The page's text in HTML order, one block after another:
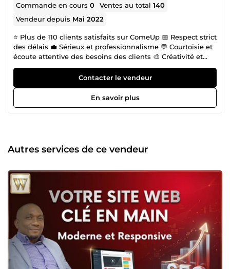
Commande en cours0 Ventes au total140
Vendeur depuis Mai 2022
⭐ Plus de 110 clients satisfaits sur ComeUp 📅 Respect strict
des délais 💼 Sérieux et professionnalisme 💬 Courtoisie et
écoute attentive des besoins des clients 🎨 Créativité et
capacité d'adaptation 🤝 Ouverture à des collaborations
durables 💻 Développeur web expérimenté (WordPress,
HTML, CSS, PHP, WooCommerce) 📈 Expert en
référencement naturel SEO et campagnes Google Ads 🛒
Spécialiste création de marketplace WordPress et
en informatique avec plus de 8 ans d'expérience en
agence web. Cette riche expérience m'a permis de
domaine de la création de sites web. Que vous ayez
besoin d'un site vitrine, d'une boutique en ligne, d'un blog,
d'une landing page, d'un site one page ou d'une
marketplace WordPress, je suis là pour transformer vos
idées en réalité. En plus de ces compétences, je maîtrise
parfaitement les techniques de référencement naturel
(SEO), d’optimisation Google Search Console, Google
Analytics, Google Tag Manager ainsi que la création et la
gestion de campagnes Google Ads performantes. Mon
objectif est de vous aider à gagner en visibilité sur Google,
Contacter le vendeur
En savoir plus
Autres services de ce vendeur